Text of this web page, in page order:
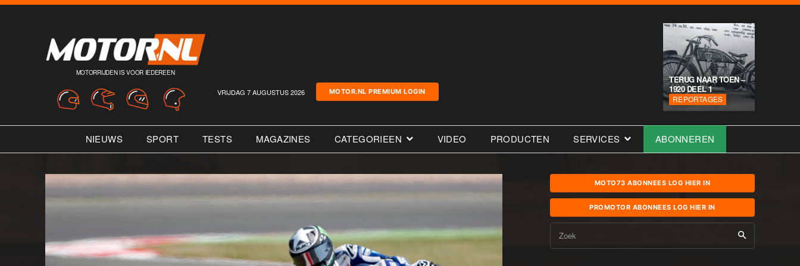
MOTORRIJDEN IS VOOR IEDEREEN
VRIJDAG 7 AUGUSTUS 2026 MOTOR.NL PREMIUM LOGIN
TERUG NAAR TOEN –
1920 DEEL 1
REPORTAGES
NIEUWS SPORT TESTS MAGAZINES CATEGORIEEN VIDEO PRODUCTEN SERVICES ABONNEREN
MOTO73 ABONNEES LOG HIER IN
PROMOTOR ABONNEES LOG HIER IN
Zoek